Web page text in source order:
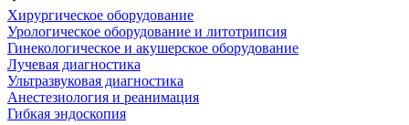
Хирургическое оборудование
Урологическое оборудование и литотрипсия
Гинекологическое и акушерское оборудование
Лучевая диагностика
Ультразвуковая диагностика
Анестезиология и реанимация
Гибкая эндоскопия